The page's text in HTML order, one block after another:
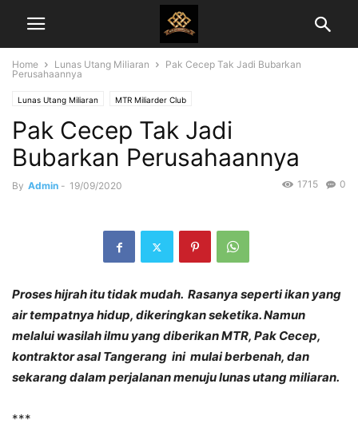
Home Lunas Utang Miliaran
Pak Cecep Tak Jadi Bubarkan
Perusahaannya
Lunas Utang Miliaran MTR Miliarder Club
Pak Cecep Tak Jadi
Bubarkan Perusahaannya
By Admin - 19/09/2020 0
1715
Proses hijrah itu tidak mudah. Rasanya seperti ikan yang
air tempatnya hidup, dikeringkan seketika. Namun
melalui wasilah ilmu yang diberikan MTR, Pak Cecep,
kontraktor asal Tangerang ini mulai berbenah, dan
sekarang dalam perjalanan menuju lunas utang miliaran.
***